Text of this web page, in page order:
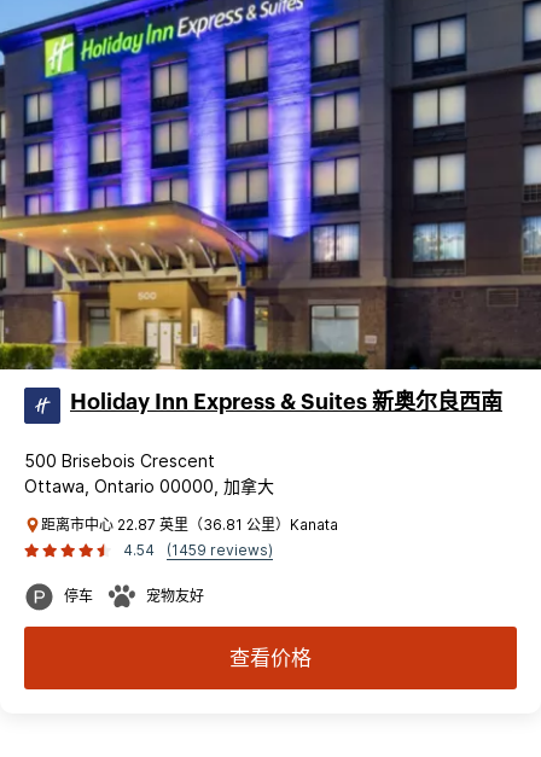
Holiday Inn Express & Suites 新奥尔良西南
500 Brisebois Crescent
Ottawa, Ontario 00000, 加拿大
距离市中心 22.87 英里（36.81 公里）Kanata
4.54
(1459 reviews)
停车 宠物友好
查看价格